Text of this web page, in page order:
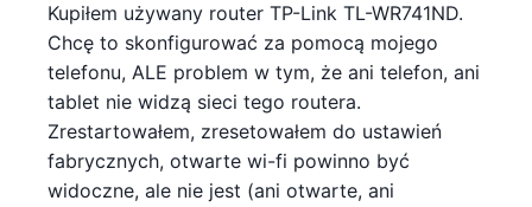
Kupiłem używany router TP-Link TL-WR741ND.
Chcę to skonfigurować za pomocą mojego
telefonu, ALE problem w tym, że ani telefon, ani
tablet nie widzą sieci tego routera.
Zrestartowałem, zresetowałem do ustawień
fabrycznych, otwarte wi-fi powinno być
widoczne, ale nie jest (ani otwarte, ani